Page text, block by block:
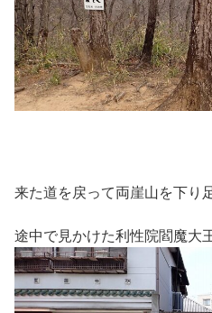
来た道を戻って両崖山を下り
途中で見かけた利性院閻魔大王